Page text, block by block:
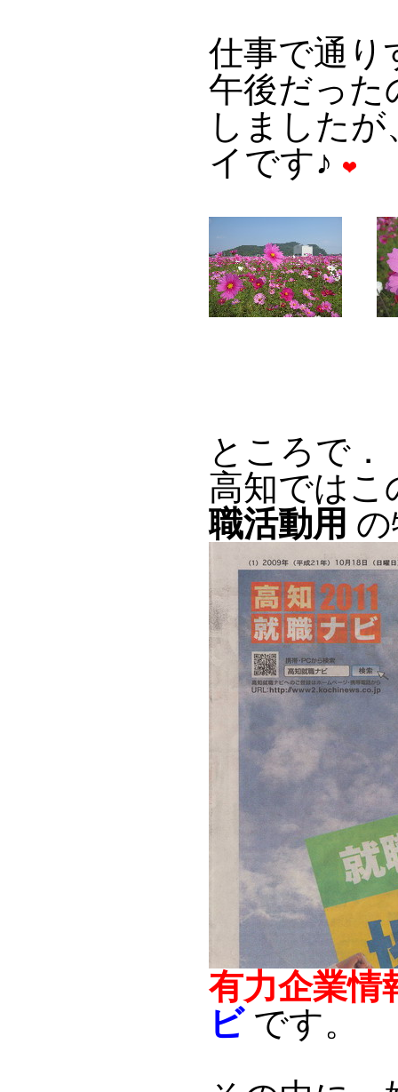
仕事で通り
午後だった
しました
イです♪
ところで．
高知では
職活動用
有力企業情
ビです。